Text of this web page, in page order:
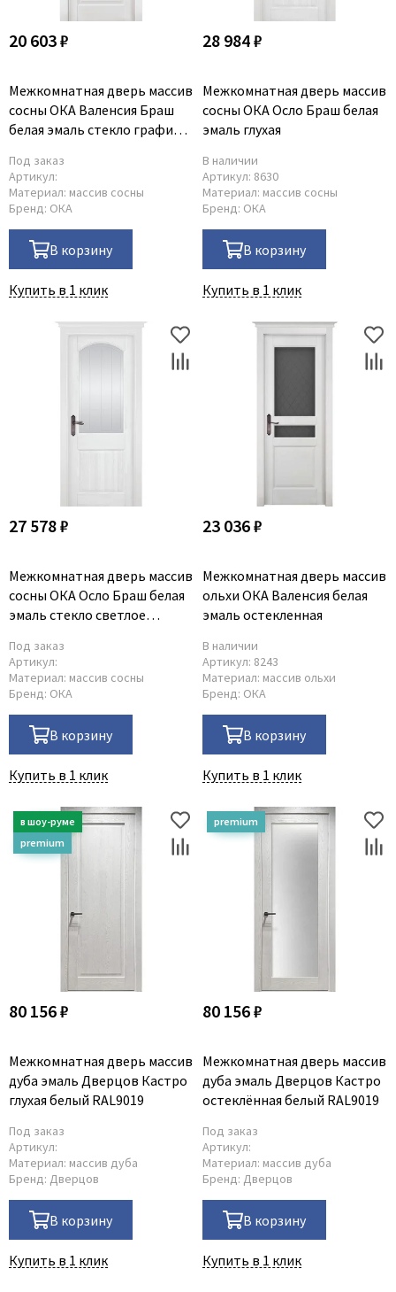
20 603 ₽
Межкомнатная дверь массив
сосны ОКА Валенсия Браш
белая эмаль стекло графит с
Под заказ
Артикул:
Материал: массив сосны
Бренд: ОКА
В корзину
Купить в 1 клик
28 984 ₽
Межкомнатная дверь массив
сосны ОКА Осло Браш белая
эмаль глухая
В наличии
Артикул: 8630
Материал: массив сосны
Бренд: ОКА
В корзину
Купить в 1 клик
27 578 ₽
Межкомнатная дверь массив
сосны ОКА Осло Браш белая
эмаль стекло светлое
Под заказ
Артикул:
Материал: массив сосны
Бренд: ОКА
В корзину
Купить в 1 клик
23 036 ₽
Межкомнатная дверь массив
ольхи ОКА Валенсия белая
эмаль остекленная
В наличии
Артикул: 8243
Материал: массив ольхи
Бренд: ОКА
В корзину
Купить в 1 клик
80 156 ₽
Межкомнатная дверь массив
дуба эмаль Дверцов Кастро
глухая белый RAL9019
Под заказ
Артикул:
Материал: массив дуба
Бренд: Дверцов
В корзину
Купить в 1 клик
80 156 ₽
Межкомнатная дверь массив
дуба эмаль Дверцов Кастро
остеклённая белый RAL9019
Под заказ
Артикул:
Материал: массив дуба
Бренд: Дверцов
В корзину
Купить в 1 клик